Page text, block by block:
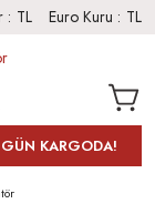
: TL Euro Kuru : TL
KARGODA!